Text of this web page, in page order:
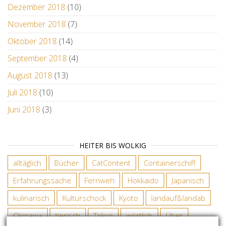
Dezember 2018 (10)
November 2018 (7)
Oktober 2018 (14)
September 2018 (4)
August 2018 (13)
Juli 2018 (10)
Juni 2018 (3)
HEITER BIS WOLKIG
alltäglich Bücher CatContent
Containerschiff
Erfahrungssache
Fernweh Hokkaido
Japanisch
kulinarisch
Kulturschock Kyoto
landauf&landab
Okinawa
tierisch Tokyo wörtlich Über